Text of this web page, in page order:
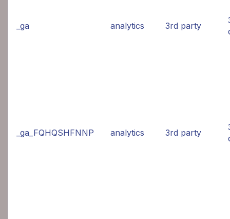
_ga analytics 3rd party
_ga_FQHQSHFNNP analytics 3rd party